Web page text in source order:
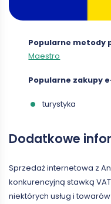
Popularne metody
Maestro
Popularne zakupy
turystyka
Dodatkowe
Sprzedaż internetowa z
konkurencyjną stawką
niektórych usług i